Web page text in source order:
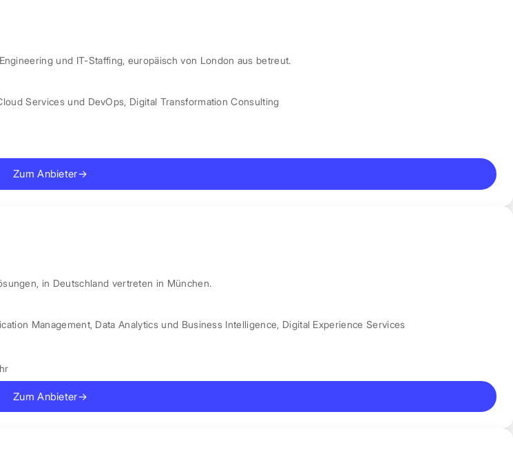
und IT-Staffing, europäisch von London aus betreut.
Services und DevOps, Digital Transformation Consulting
Zum Anbieter→
in Deutschland vertreten in München.
Management, Data Analytics und Business Intelligence, Digital Experience Services
Zum Anbieter→